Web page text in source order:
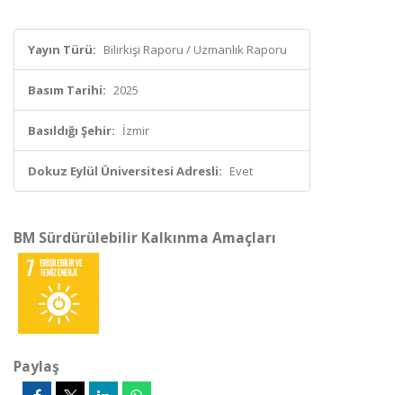
Yayın Türü: Bilirkişi Raporu / Uzmanlık Raporu
Basım Tarihi: 2025
Basıldığı Şehir: İzmir
Dokuz Eylül Üniversitesi Adresli: Evet
BM Sürdürülebilir Kalkınma Amaçları
Paylaş